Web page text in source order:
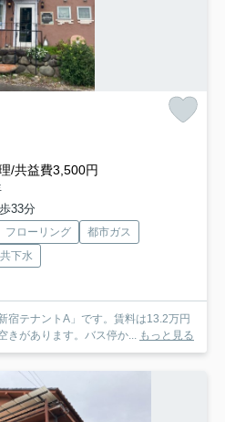
/共益費3,500円
33分
フローリング
都市ガス
下水
宿テナントA」です。賃料は13.2万円
きがあります。バス停か... もっと見る